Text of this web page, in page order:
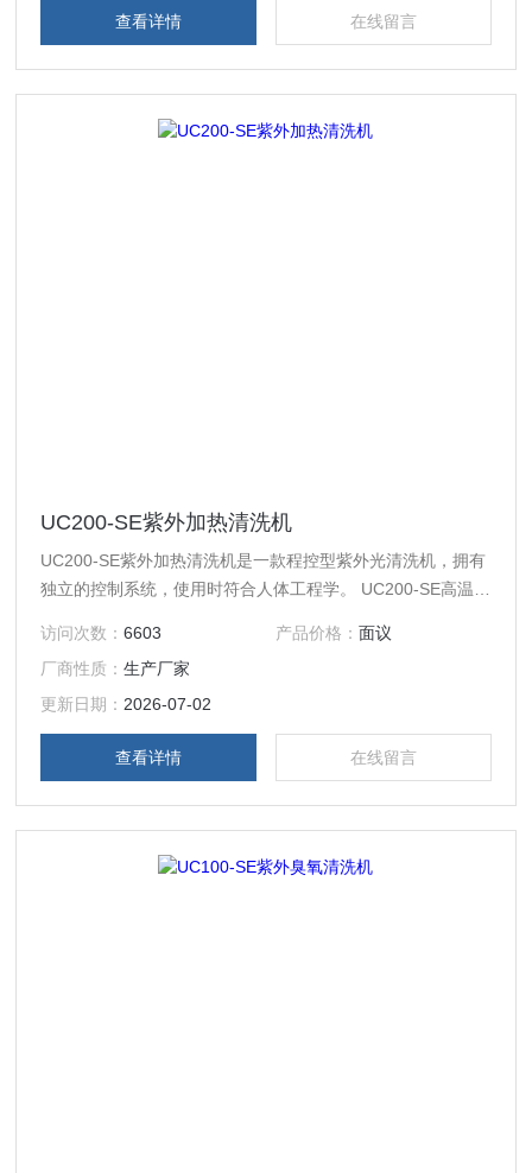
查看详情 在线留言
UC200-SE紫外加热清洗机
UC200-SE紫外加热清洗机是一款程控型紫外光清洗机，拥有
独立的控制系统，使用时符合人体工程学。 UC200-SE高温型
洗机 ，控制系统带有LCD点阵液晶显示屏，数字化的界面让
用户使用更加简单，操作按钮和显示屏均在产品上部提供友好
的用户操作。基片高度使用外接旋钮以升降不锈钢顶针来调节
高度，过程更加平稳。0到60的翻盖开合角度，开合范围内
访问次数：6603 产品价格： 面议
厂商性质：生产厂家
更新日期： 2026-07-02
查看详情 在线留言